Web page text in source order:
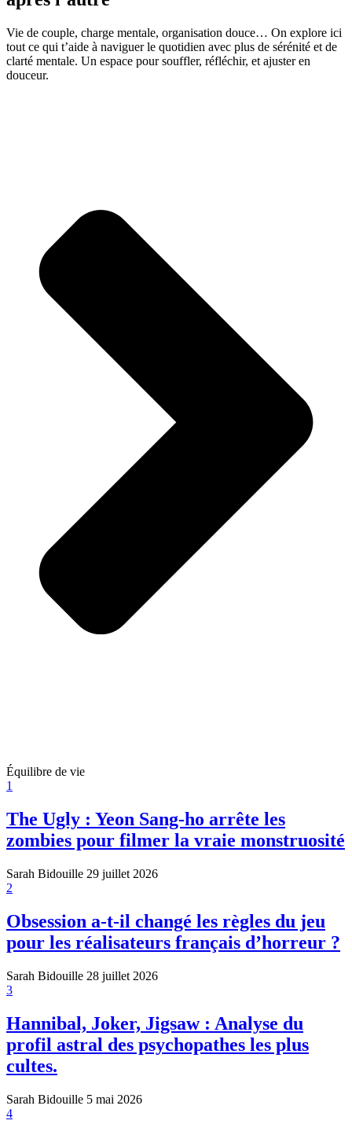
Vie de couple, charge mentale, organisation douce… On explore ici
tout ce qui t’aide à naviguer le quotidien avec plus de sérénité et de
clarté mentale. Un espace pour souffler, réfléchir, et ajuster en
douceur.
Équilibre de vie
1
The Ugly : Yeon Sang-ho arrête les
zombies pour filmer la vraie monstruosité
Sarah Bidouille 29 juillet 2026
2
Obsession a-t-il changé les règles du jeu
pour les réalisateurs français d’horreur ?
Sarah Bidouille 28 juillet 2026
3
Hannibal, Joker, Jigsaw : Analyse du
profil astral des psychopathes les plus
cultes.
Sarah Bidouille 5 mai 2026
4